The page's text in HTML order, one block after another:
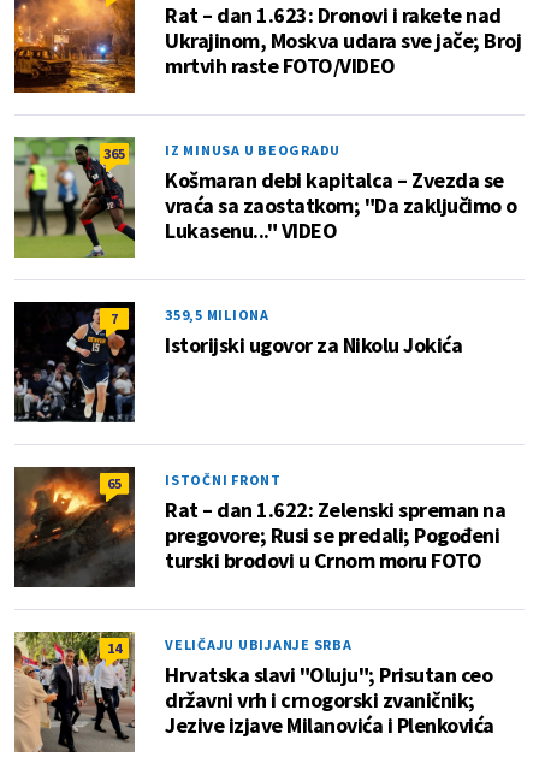
Rat – dan 1.623: Dronovi i rakete nad
Ukrajinom, Moskva udara sve jače; Broj
mrtvih raste FOTO/VIDEO
365 IZ MINUSA U BEOGRADU
Košmaran debi kapitalca – Zvezda se
vraća sa zaostatkom; "Da zaključimo o
Lukasenu..." VIDEO
7 359,5 MILIONA
Istorijski ugovor za Nikolu Jokića
65 ISTOČNI FRONT
Rat – dan 1.622: Zelenski spreman na
pregovore; Rusi se predali; Pogođeni
turski brodovi u Crnom moru FOTO
14 VELIČAJU UBIJANJE SRBA
Hrvatska slavi "Oluju"; Prisutan ceo
državni vrh i crnogorski zvaničnik;
Jezive izjave Milanovića i Plenkovića